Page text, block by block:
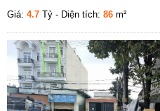
Giá: 4.7 Tỷ - Diện tích: 86 m²